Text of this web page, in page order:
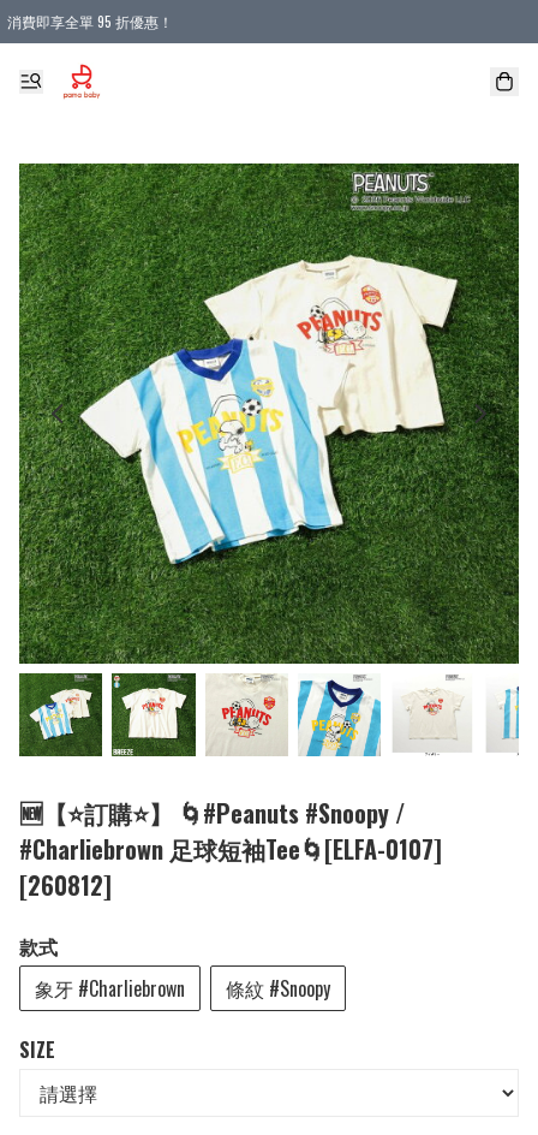
消費即享全單 95 折優惠！
購物滿 HKD 900.00即享免運費優惠！（適用於 本地送貨、本地取貨 )
🆕【⭐訂購⭐】 🌀#Peanuts #Snoopy /
#Charliebrown 足球短袖Tee🌀[ELFA-0107]
[260812]
款式
象牙 #Charliebrown
條紋 #Snoopy
SIZE